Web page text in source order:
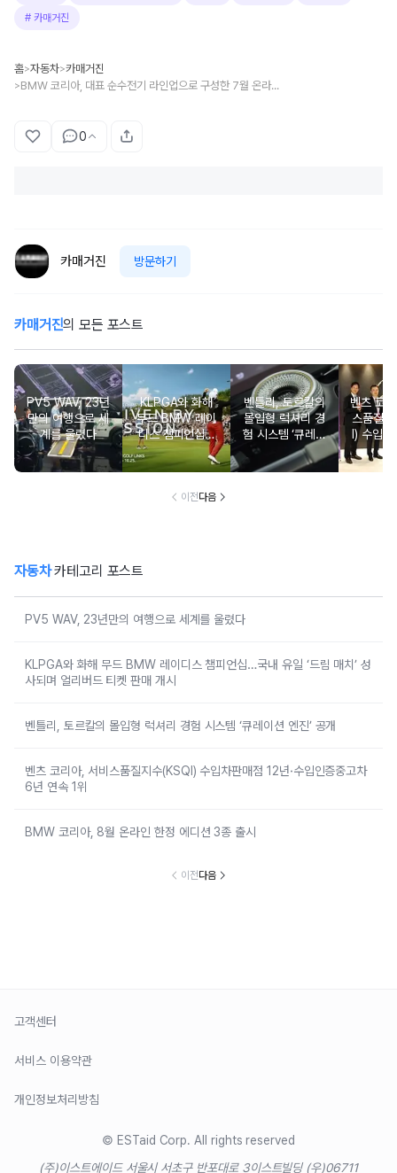
# 카매거진
홈>자동차>카매거진
> BMW 코리아, 대표 순수전기 라인업으로 구성한 7월 온라인 한정 에디션 3종 출시
0
카매거진 방문하기
카매거진의 모든 포스트
PV5 WAV, 23년
만의 여행으로 세
계를 울렸다
KLPGA와 화해
무드 BMW 레이
디스 챔피언십…
국내 유일 ‘드림
매치’ 성사되며 얼
개시
벤틀리, 토르칼의
몰입형 럭셔리 경
험 시스템 ‘큐레이
션 엔진’ 공개
벤츠 코
스품질
I) 수입
2년·수입
차 6년
이전다음
자동차카테고리 포스트
PV5 WAV, 23년만의 여행으로 세계를 울렸다
KLPGA와 화해 무드 BMW 레이디스 챔피언십…국내 유일 ‘드림 매치’ 성
사되며 얼리버드 티켓 판매 개시
벤틀리, 토르칼의 몰입형 럭셔리 경험 시스템 ‘큐레이션 엔진’ 공개
벤츠 코리아, 서비스품질지수(KSQI) 수입차판매점 12년·수입인증중고차
6년 연속 1위
BMW 코리아, 8월 온라인 한정 에디션 3종 출시
이전다음
고객센터
서비스 이용약관
개인정보처리방침
© ESTaid Corp. All rights reserved
(주)이스트에이드 서울시 서초구 반포대로 3이스트빌딩 (우)06711